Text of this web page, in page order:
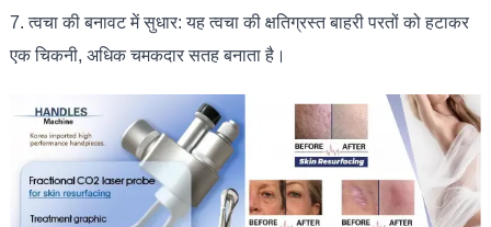
7. त्वचा की बनावट में सुधार: यह त्वचा की क्षतिग्रस्त बाहरी परतों को हटाकर
एक चिकनी, अधिक चमकदार सतह बनाता है।